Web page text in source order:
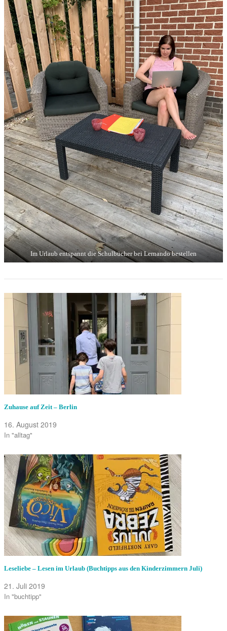
Im Urlaub entspannt die Schulbücher bei Lernando bestellen
Zuhause auf Zeit – Berlin
16. August 2019
In "alltag"
Leseliebe – Lesen im Urlaub (Buchtipps aus den Kinderzimmern Juli)
21. Juli 2019
In "buchtipp"